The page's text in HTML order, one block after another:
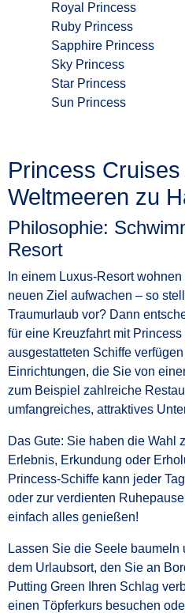
Royal Princess
Ruby Princess
Sapphire Princess
Sky Princess
Star Princess
Sun Princess
Princess
Weltmeeren zu
Philosophie:
Resort
In einem Luxus-Resort
neuen Ziel aufwachen – so
Traumurlaub vor? Dann
für eine Kreuzfahrt mit
ausgestatteten Schiffe
Einrichtungen, die Sie von
zum Beispiel zahlreiche
umfangreiches, attraktives
Das Gute: Sie haben die Wahl
Erlebnis, Erkundung oder
Princess-Schiffe kann jeder
oder zur verdienten
einfach alles genießen!
Lassen Sie die Seele baumeln
dem Urlaubsort, den Sie an
Putting Green Ihren Schlag
einen Töpferkurs besuchen